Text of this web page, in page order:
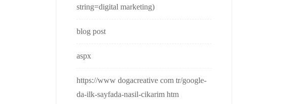
string=digital marketing)
blog post
aspx
https://www dogacreative com tr/google-
da-ilk-sayfada-nasil-cikarim htm